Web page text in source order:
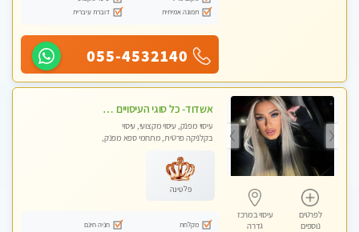
תמונה אמיתית
דוברת עיברית
055-4532140
לפרטים
נוספים
עיסוי במרכז
גדרה
אשדוד- כל סוגי העיסויים מעסה מקצועית ואיכותית פרטי!!!
עיסוי מפנק, עיסוי מקצועי, עיסוי
בקלניקה פרטית, מתחמי ספא מפנק,
פלטינה
מקלחת
חניה חינם